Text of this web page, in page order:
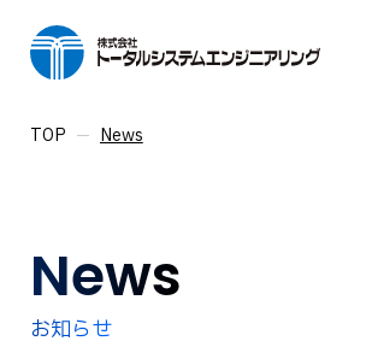
TOP News
News
お知らせ